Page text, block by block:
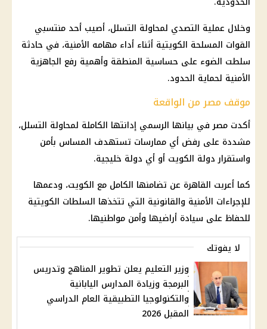
وخلال عملية التصدي لمحاولة التسلل، أصيب أحد منتسبي
القوات المسلحة الكويتية أثناء أداء مهامه الأمنية، في حادثة
سلطت الضوء على حساسية المنطقة وأهمية رفع الجاهزية
الأمنية لحماية الحدود.
موقف مصر من الواقعة
أكدت مصر في بيانها الرسمي إدانتها الكاملة لمحاولة التسلل،
مشددة على رفض أي ممارسات تستهدف المساس بأمن
واستقرار دولة الكويت أو أي دولة خليجية.
كما أعربت القاهرة عن تضامنها الكامل مع الكويت، ودعمها
للإجراءات الأمنية والقانونية التي تتخذها السلطات الكويتية
للحفاظ على سيادة أراضيها وأمن مواطنيها.
لا يفوتك
وزير التعليم يعلن تطوير المناهج وتدريس
البرمجة وزيادة المدارس اليابانية
والتكنولوجيا التطبيقية العام الدراسي
المقبل 2026